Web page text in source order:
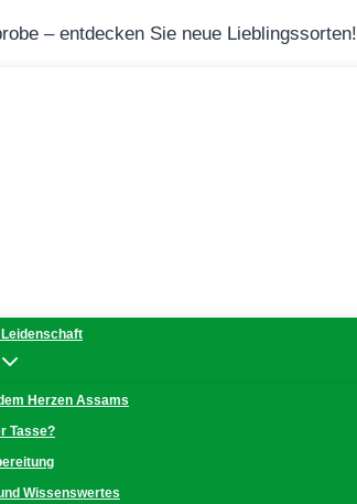
– entdecken Sie neue Lieblingssorten!
Herzen Assams
Tasse?
Wissenswertes